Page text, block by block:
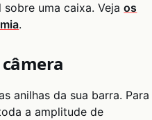
uma caixa. Vejaos
.
anilhas da sua barra. Para
a amplitude de